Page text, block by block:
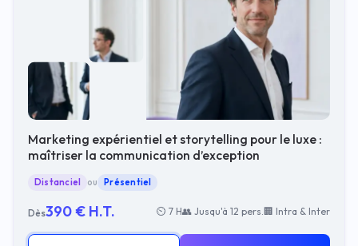
Marketing expérientiel et storytelling pour le luxe :
maîtriser la communication d’exception
Distanciel ou Présentiel
Dès390 € H.T. ⏲ 7 H👥 Jusqu'à 12 pers.🏢 Intra & Inter